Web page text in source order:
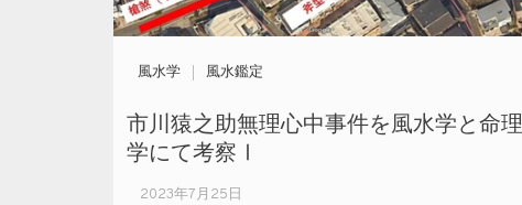
風水学 風水鑑定
市川猿之助無理心中事件を風水学と命理
学にて考察Ⅰ
2023年7月25日